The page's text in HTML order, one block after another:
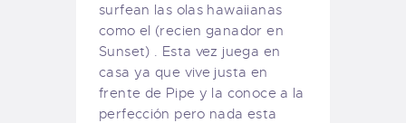
surfean las olas hawaiianas
como el (recien ganador en
Sunset) . Esta vez juega en
casa ya que vive justa en
frente de Pipe y la conoce a la
perfección pero nada esta